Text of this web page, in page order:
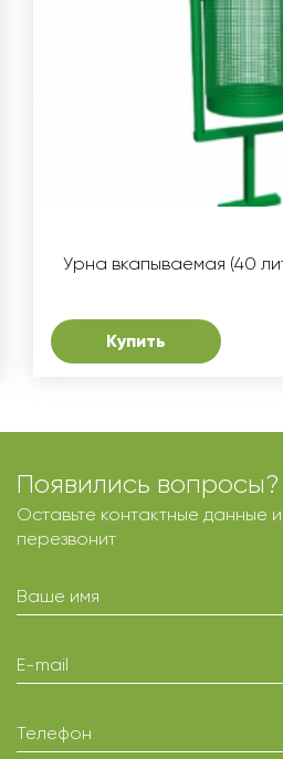
Урна вкапываемая (40
Купить
Появились вопросы?
Оставьте контактные данные
перезвонит
Ваше имя
E-mail
Телефон